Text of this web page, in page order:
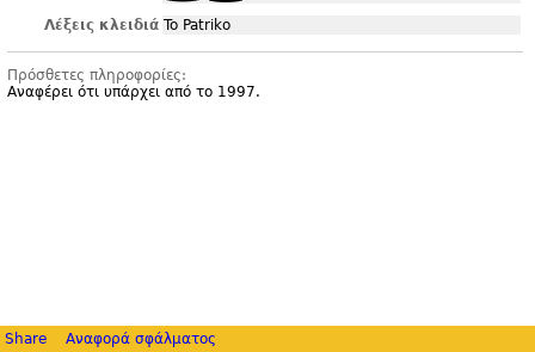
Λέξεις κλειδιά To Patriko
Πρόσθετες πληροφορίες:
Αναφέρει ότι υπάρχει από το 1997.
Share Αναφορά σφάλματος